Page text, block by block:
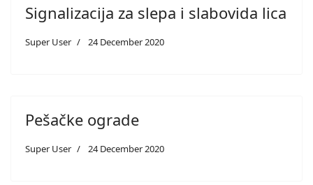
Signalizacija za slepa i slabovida lica
Super User 24 December 2020
Pešačke ograde
Super User 24 December 2020